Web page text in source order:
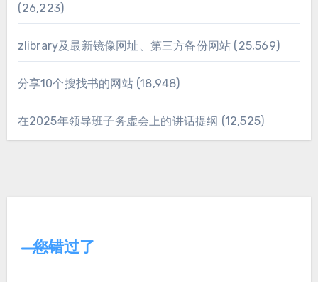
(26,223)
zlibrary及最新镜像网址、第三方备份网站 (25,569)
分享10个搜找书的网站 (18,948)
在2025年领导班子务虚会上的讲话提纲 (12,525)
您错过了